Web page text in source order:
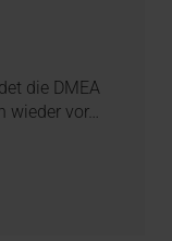
die DMEA
wieder vor…